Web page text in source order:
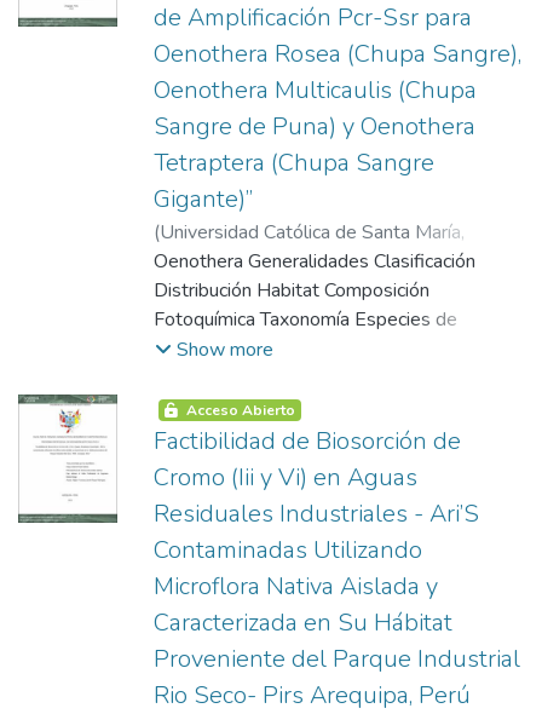
de Amplificación Pcr-Ssr para
Oenothera Rosea (Chupa Sangre),
Oenothera Multicaulis (Chupa
Sangre de Puna) y Oenothera
Tetraptera (Chupa Sangre
Gigante)”
(Universidad Católica de Santa María,
2004-09-13)Taboada Rosell, Miguel
Angel
Oenothera Generalidades Clasificación
Distribución Habitat Composición
Fotoquímica Taxonomía Especies de
Oenothera Mas Conocidas Especies de
del Cultivo Usos Análisis Molecular
Recolección de Material Genético
Extracción de Adn Determinación y
Cuantificación de la Calidad del Adn
Protocolos de Extracción Comerciales
Electroforesis Reacción de la Cadena de la
Polimerasa Marcadores Moleculares
Marcadores Moleculares Microsatelites
Show more
Acceso Abierto
Factibilidad de Biosorción de
Cromo (Iii y Vi) en Aguas
Residuales Industriales - Ari’S
Contaminadas Utilizando
Microflora Nativa Aislada y
Caracterizada en Su Hábitat
Proveniente del Parque Industrial
Rio Seco- Pirs Arequipa, Perú